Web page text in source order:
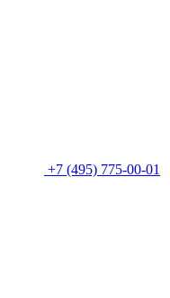
+7 (495) 775-00-01